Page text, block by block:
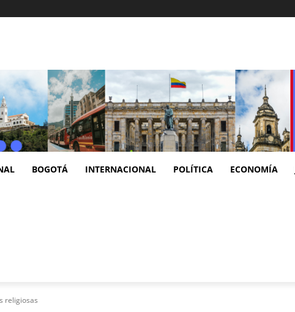
BOGOTÁ INTERNACIONAL POLÍTICA ECONOMÍA
religiosas